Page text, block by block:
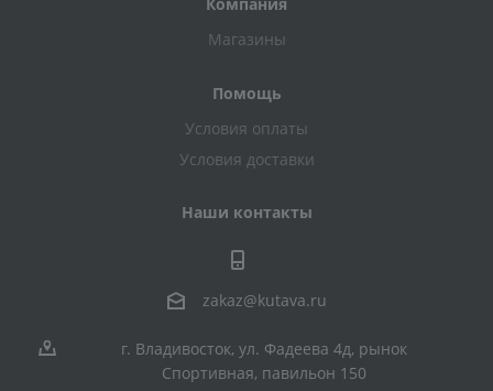
Магазины
Помощь
Условия оплаты
Условия доставки
Наши контакты
zakaz@kutava.ru
г. Владивосток, ул. Фадеева 4д, рынок
Спортивная, павильон 150